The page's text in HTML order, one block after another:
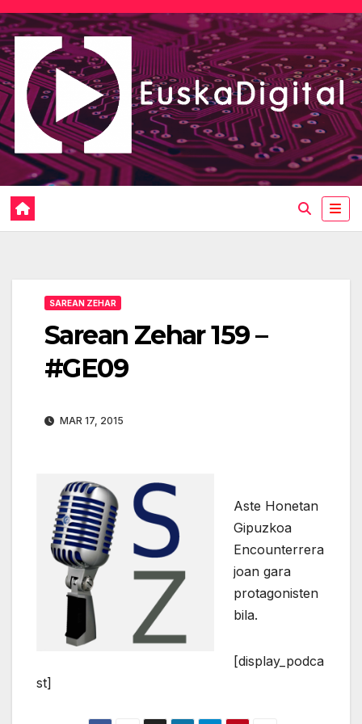
Saltar
al
contenido
SAREAN ZEHAR
Sarean Zehar 159 –
#GE09
MAR 17, 2015
Aste Honetan
Gipuzkoa
Encounterrera
joan gara
protagonisten
bila.
[display_podca
st]